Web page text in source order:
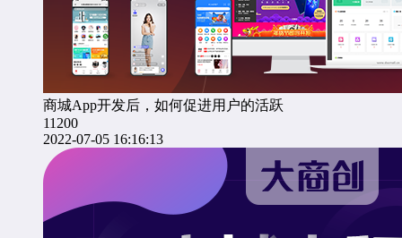
商城App开发后，如何促进用户的活跃
11200
2022-07-05 16:16:13